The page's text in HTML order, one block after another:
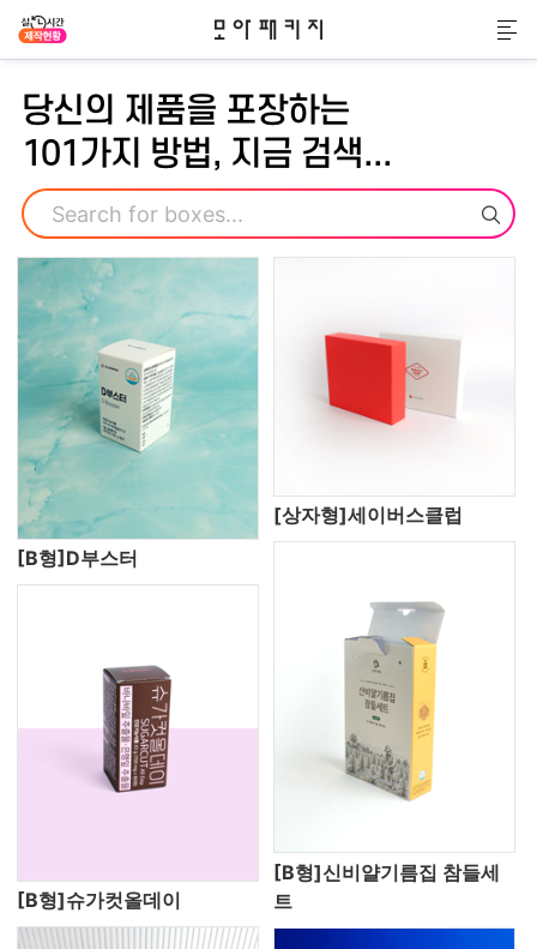
모아패키지
메
당신의 제품을 포장하는
101가지 방법, 지금 검색...
검색
[B형]D부스터
[상자형]세이버스클럽
[B형]슈가컷올데이
[B형]신비얄기름집 참들세
트